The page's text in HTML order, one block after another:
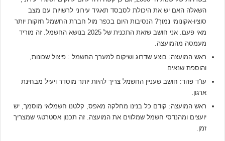
השאלה האם יש את היכולת לסבסד תאגיד עירוני לרשויות עם מצב
סוציו-אקונומי נמוך? הנסיבות היום בכפר מול חברת החשמל חזקות יותר
מאי פעם. אני חושב שזאת התכנית של 2025 בנושא החשמל. זה מוריד
מעמסה מהמועצה.
ראש המועצה: בוצע שדרוג ושיקום למערך החשמל : פיצול שכונות,
והוספת שנאים.
עו”ד פהד: חושב שעניין החשמל צריך להיות יותר מוסדר ויעיל מבחינת
ארגון.
ראש המועצה: קודם כל בנינו מחלקה מאפס, קלטנו חשמלאי מוסמך, יש
יועצים ומהנדסי חשמל שמלווים את המועצה. זה תכנון אסטרטגי שמצריך
זמן.